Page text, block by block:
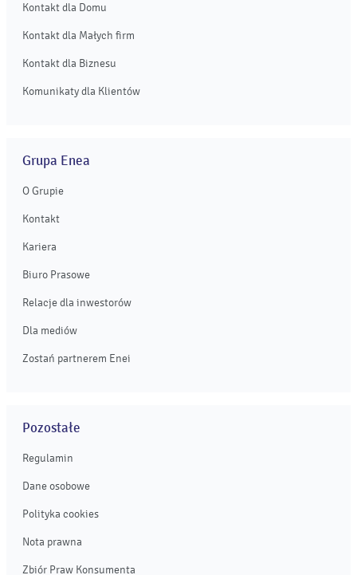
Kontakt dla Domu
Kontakt dla Małych firm
Kontakt dla Biznesu
Komunikaty dla Klientów
Grupa Enea
O Grupie
Kontakt
Kariera
Biuro Prasowe
Relacje dla inwestorów
Dla mediów
Zostań partnerem Enei
Pozostałe
Regulamin
Dane osobowe
Polityka cookies
Nota prawna
Zbiór Praw Konsumenta